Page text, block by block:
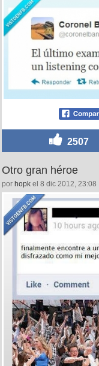
2507
Otro gran héroe
por hopk el 8 dic 2012, 23:08